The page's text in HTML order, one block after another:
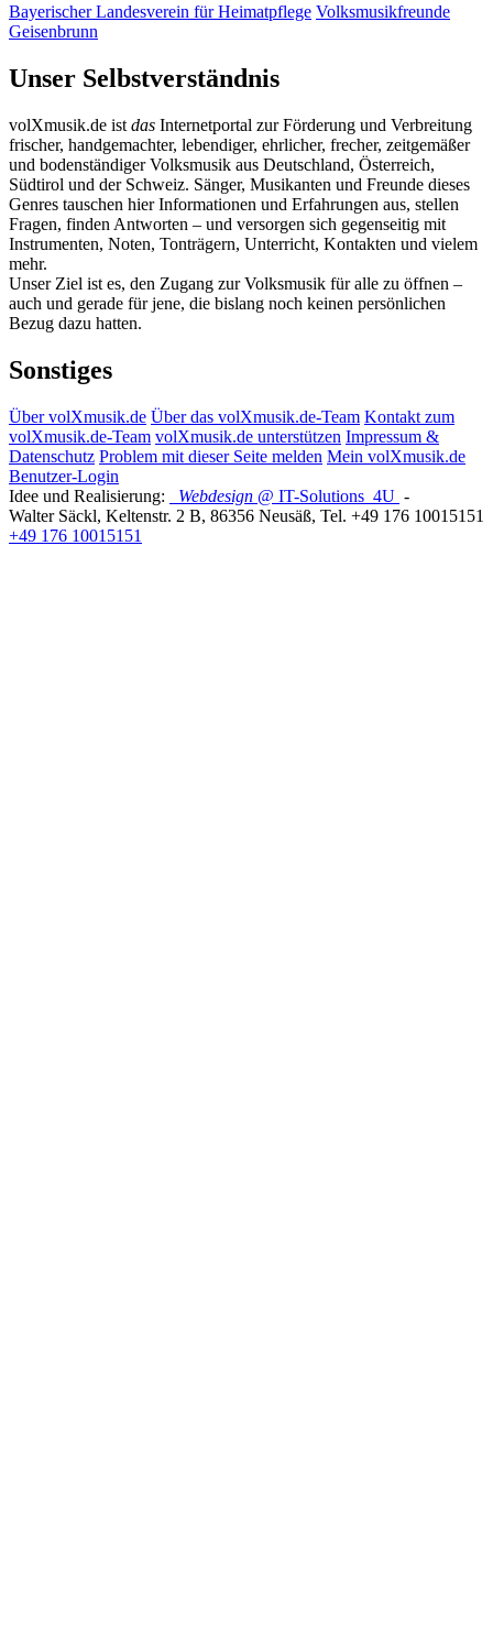
Bayerischer Landesverein für Heimatpflege Volksmusikfreunde
Geisenbrunn
Unser Selbstverständnis
volXmusik.de ist das Internetportal zur Förderung und Verbreitung
frischer, handgemachter, lebendiger, ehrlicher, frecher, zeitgemäßer
und bodenständiger Volksmusik aus Deutschland, Österreich,
Südtirol und der Schweiz. Sänger, Musikanten und Freunde dieses
Genres tauschen hier Informationen und Erfahrungen aus, stellen
Fragen, finden Antworten – und versorgen sich gegenseitig mit
Instrumenten, Noten, Tonträgern, Unterricht, Kontakten und vielem
mehr.
Unser Ziel ist es, den Zugang zur Volksmusik für alle zu öffnen –
auch und gerade für jene, die bislang noch keinen persönlichen
Bezug dazu hatten.
Sonstiges
Über volXmusik.de Über das volXmusik.de-Team Kontakt zum
volXmusik.de-Team volXmusik.de unterstützen Impressum &
Datenschutz Problem mit dieser Seite melden Mein volXmusik.de
Benutzer-Login
Idee und Realisierung:
Webdesign @ IT-Solutions 4U -
Walter Säckl, Keltenstr. 2 B, 86356 Neusäß, Tel. +49 176 10015151
+49 176 10015151